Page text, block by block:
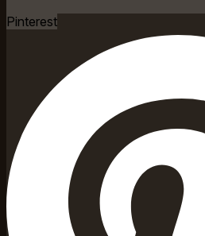
Pinterest